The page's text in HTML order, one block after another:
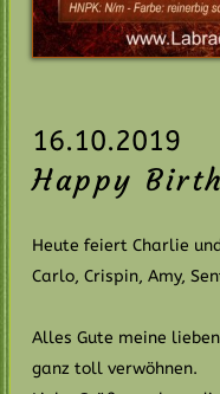
16.10.2019
Happy
Heute feiert Charlie
Carlo, Crispin, Amy,
Alles Gute meine
ganz toll verwöhnen.